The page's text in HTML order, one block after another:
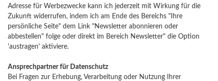
Adresse für Werbezwecke kann ich jederzeit mit Wirkung für die
Zukunft widerrufen, indem ich am Ende des Bereichs "Ihre
persönliche Seite" dem Link "Newsletter abonnieren oder
abbestellen" folge oder direkt im Bereich Newsletter" die Option
'austragen' aktiviere.
Ansprechpartner für Datenschutz
Bei Fragen zur Erhebung, Verarbeitung oder Nutzung Ihrer